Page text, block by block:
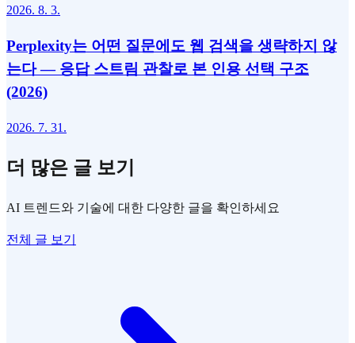
2026. 8. 3.
Perplexity는 어떤 질문에도 웹 검색을 생략하지 않
는다 — 응답 스트림 관찰로 본 인용 선택 구조
(2026)
2026. 7. 31.
더 많은 글 보기
AI 트렌드와 기술에 대한 다양한 글을 확인하세요
전체 글 보기